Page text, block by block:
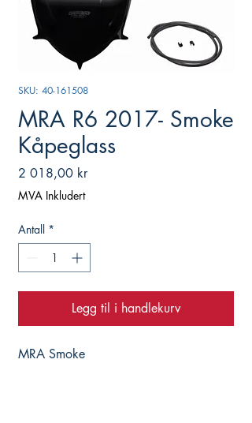
SKU: 40-161508
MRA R6 2017- Smoke
Kåpeglass
2 018,00 krPris
MVA Inkludert
Antall *
Legg til i handlekurv
MRA Smoke